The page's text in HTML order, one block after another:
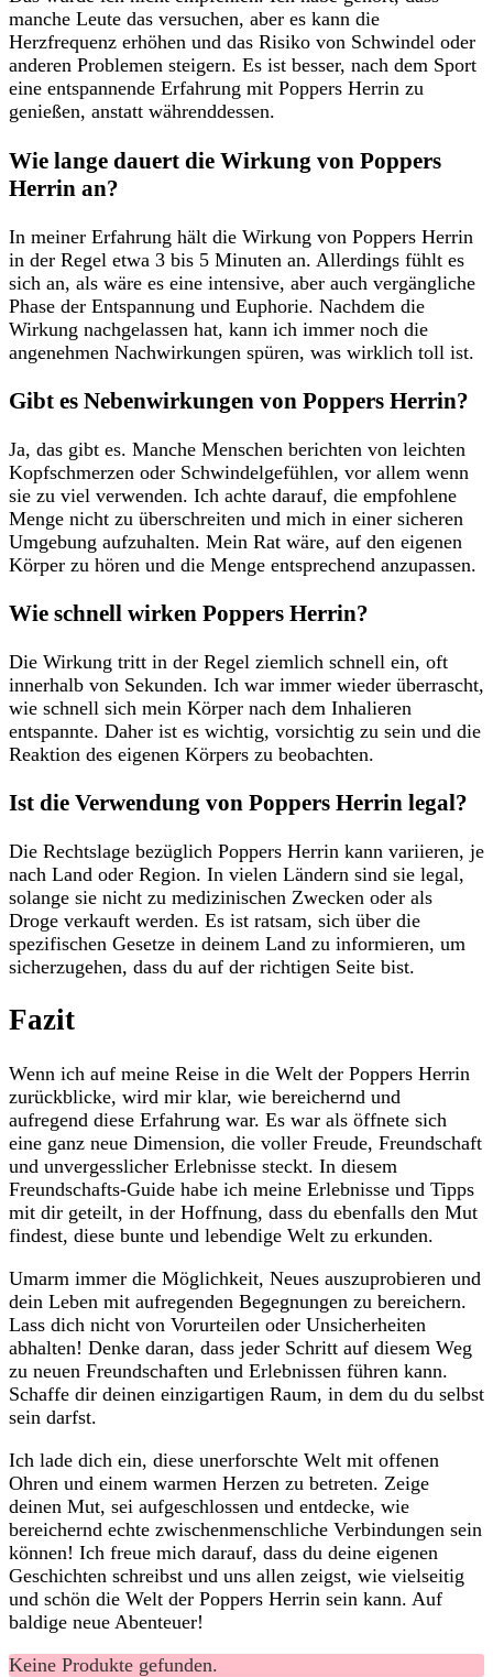
manche Leute das‌ versuchen, aber es​ kann die⁣
Herzfrequenz erhöhen und‍ das Risiko von Schwindel oder
anderen Problemen steigern. Es ist besser,​ nach dem Sport
eine entspannende Erfahrung mit ‍Poppers Herrin zu
genießen, anstatt währenddessen.
Wie lange dauert​ die Wirkung von Poppers
Herrin an?
In meiner Erfahrung hält⁣ die Wirkung von ⁣Poppers Herrin
in der Regel‍ etwa 3 bis 5 Minuten‍ an. Allerdings‍ fühlt​ es
sich an, als​ wäre es eine intensive, aber auch⁢ vergängliche
Phase‍ der Entspannung und Euphorie. Nachdem die
Wirkung nachgelassen hat, kann ich immer noch die
angenehmen ​Nachwirkungen spüren, was wirklich toll ist.
Gibt es⁢ Nebenwirkungen von Poppers Herrin?
Ja, das gibt es.⁣ Manche Menschen berichten von leichten
Kopfschmerzen oder Schwindelgefühlen, vor allem wenn
⁣sie zu viel verwenden. Ich achte ‍darauf, die empfohlene
Menge nicht​ zu überschreiten und mich in einer sicheren
Umgebung aufzuhalten. Mein‍ Rat wäre, auf den eigenen
Körper zu hören und die Menge entsprechend anzupassen.
Wie schnell ‍wirken Poppers Herrin?
Die Wirkung tritt in‌ der Regel ziemlich​ schnell ein, oft
innerhalb von Sekunden. Ich ⁤war immer wieder überrascht,
wie⁣ schnell sich⁤ mein Körper nach dem Inhalieren
entspannte. Daher ist es wichtig, ​vorsichtig zu ​sein und⁢ die
Reaktion ‌des eigenen Körpers zu beobachten.
Ist die Verwendung von⁤ Poppers Herrin legal?
Die Rechtslage bezüglich Poppers ‍Herrin kann variieren, je
nach ‌Land oder Region. In vielen Ländern sind sie legal,
solange sie nicht zu medizinischen Zwecken oder als
Droge verkauft werden. ⁣Es ist​ ratsam, sich über die
spezifischen Gesetze in deinem ‍Land zu informieren, um
sicherzugehen, dass du auf der richtigen Seite bist.
Fazit
Wenn ich auf meine Reise in die Welt der Poppers Herrin
zurückblicke,‍ wird⁢ mir klar, wie bereichernd⁢ und
aufregend diese Erfahrung war. Es war als öffnete sich
eine ganz neue Dimension, die voller Freude, ‌Freundschaft
⁣und unvergesslicher Erlebnisse steckt. In diesem
Freundschafts-Guide habe ich ⁤meine Erlebnisse und Tipps ​
mit dir geteilt, in der Hoffnung, dass du ebenfalls den Mut
findest, diese bunte und lebendige Welt zu erkunden.
Umarm immer die Möglichkeit, Neues auszuprobieren und
dein Leben ⁣mit aufregenden‌ Begegnungen zu⁢ bereichern.‌
Lass dich​ nicht von Vorurteilen oder⁢ Unsicherheiten
abhalten! Denke daran, dass jeder Schritt auf diesem Weg
zu neuen Freundschaften‍ und Erlebnissen führen kann.
Schaffe dir deinen einzigartigen Raum, in dem du du selbst
sein⁤ darfst.
Ich lade dich ⁣ein, diese unerforschte Welt mit‍ offenen
Ohren ​und einem warmen Herzen zu betreten. ‍Zeige
deinen Mut, ​sei aufgeschlossen und entdecke, wie⁤
bereichernd echte ​zwischenmenschliche Verbindungen​ sein‍
können! ⁤Ich​ freue mich darauf, dass du ‍deine eigenen
Geschichten schreibst und uns allen zeigst,‌ wie vielseitig
und ​schön die Welt der Poppers⁤ Herrin sein kann. Auf
baldige neue⁤ Abenteuer!
Keine Produkte gefunden.